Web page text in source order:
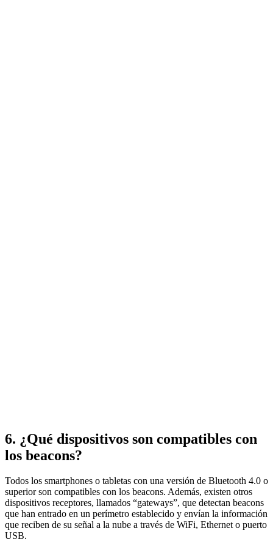
6. ¿Qué dispositivos son compatibles con
los beacons?
Todos los smartphones o tabletas con una versión de Bluetooth 4.0 o
superior son compatibles con los beacons. Además, existen otros
dispositivos receptores, llamados “gateways”, que detectan beacons
que han entrado en un perímetro establecido y envían la información
que reciben de su señal a la nube a través de WiFi, Ethernet o puerto
USB.